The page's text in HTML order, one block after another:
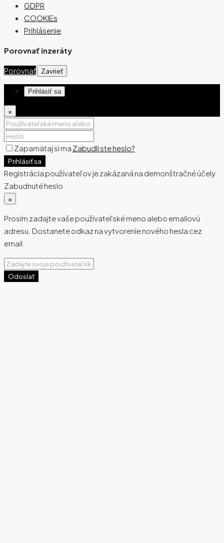
GDPR
COOKIEs
Prihlásenie
Porovnať inzeráty
Porovnať Zavrieť
Prihlásiť sa
×
Zapamätaj si ma Zabudli ste heslo?
Prihlásiť sa
Registrácia používateľov je zakázaná na demonštračné účely.
Zabudnuté heslo
×
Prosím zadajte vaše používateľské meno alebo emailovú
adresu. Dostanete odkaz na vytvorenie nového hesla cez
email.
Odoslať